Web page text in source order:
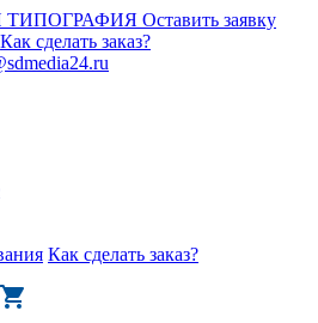
Оставить заявку
Как сделать заказ?
Как сделать заказ?